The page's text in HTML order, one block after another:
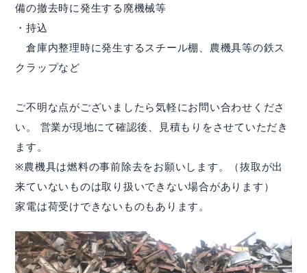
イボキン ブログ
contact
ご相談・ご質問はお気軽にどうぞ。
email お問合せフォーム
備の撤去時に発生する廃機械等
・持込
倉庫内整理時に発生するスチール棚、農機具等の鉄ス
クラップなど
ご不明な点がございましたら気軽にお問い合わせくださ
い。 営業が現地にて確認後、見積もりをさせていただき
ます。
※農機具は燃料の事前除去をお願いします。（抜取が出
来ていないものは取り扱いできない場合があります）
家電は荷受けできないものもあります。